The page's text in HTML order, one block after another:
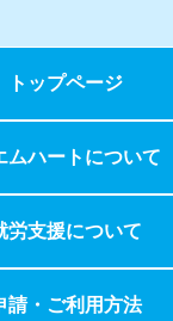
トップページ
ムハートについて
労支援について
請・ご利用方法